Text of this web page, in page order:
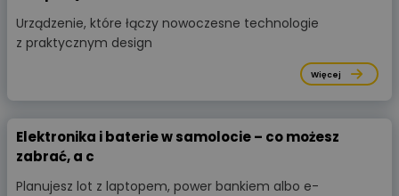
Urządzenie, które łączy nowoczesne technologie
z praktycznym design
Więcej
Elektronika i baterie w samolocie – co możesz
zabrać, a c
Planujesz lot z laptopem, power bankiem albo e-